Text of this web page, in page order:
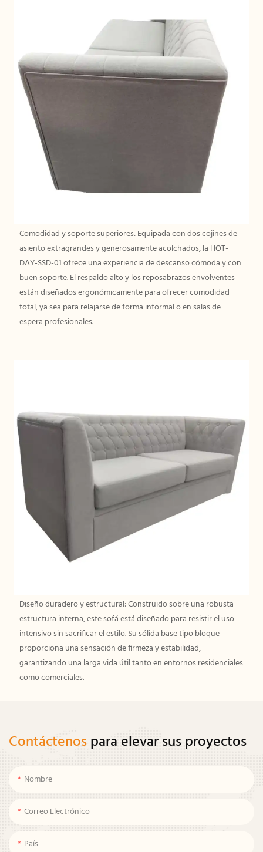
Comodidad y soporte superiores: Equipada con dos cojines de
asiento extragrandes y generosamente acolchados, la HOT-
DAY-SSD-01 ofrece una experiencia de descanso cómoda y con
buen soporte. El respaldo alto y los reposabrazos envolventes
están diseñados ergonómicamente para ofrecer comodidad
total, ya sea para relajarse de forma informal o en salas de
espera profesionales.
Diseño duradero y estructural: Construido sobre una robusta
estructura interna, este sofá está diseñado para resistir el uso
intensivo sin sacrificar el estilo. Su sólida base tipo bloque
proporciona una sensación de firmeza y estabilidad,
garantizando una larga vida útil tanto en entornos residenciales
como comerciales.
Contáctenospara elevar sus proyectos
Nombre
Correo Electrónico
País